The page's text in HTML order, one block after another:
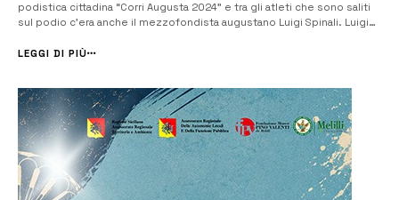
podistica cittadina “Corri Augusta 2024” e tra gli atleti che sono saliti
sul podio c’era anche il mezzofondista augustano Luigi Spinali. Luigi
campo nazionale, ha conquistato l’ottavo posto assolu...
LEGGI DI PIÙ